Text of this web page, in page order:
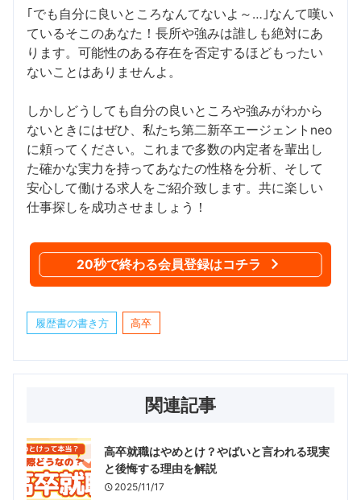
｢でも自分に良いところなんてないよ～…｣なんて嘆い
ているそこのあなた！長所や強みは誰しも絶対にあ
ります。可能性のある存在を否定するほどもったい
ないことはありませんよ。
しかしどうしても自分の良いところや強みがわから
ないときにはぜひ、私たち第二新卒エージェントneo
に頼ってください。これまで多数の内定者を輩出し
た確かな実力を持ってあなたの性格を分析、そして
安心して働ける求人をご紹介致します。共に楽しい
仕事探しを成功させましょう！
20秒で終わる会員登録はコチラ
履歴書の書き方 高卒
関連記事
高卒就職はやめとけ？やばいと言われる現実
と後悔する理由を解説
2025/11/17